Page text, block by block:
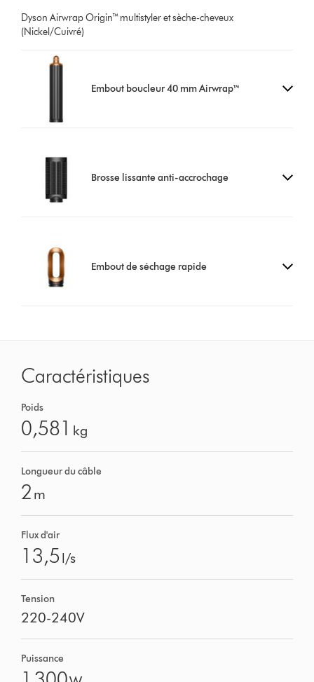
Dyson Airwrap Origin™ multistyler et sèche-cheveux
(Nickel/Cuivré)
Embout boucleur 40 mm Airwrap™
Brosse lissante anti-accrochage
Embout de séchage rapide
Caractéristiques
Poids
0,581 kg
Longueur du câble
2 m
Flux d'air
13,5 l/s
Tension
220-240V
Puissance